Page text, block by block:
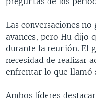
Las conversaciones
avances, pero Hu dijo
durante la reunión. El
necesidad de realizar
enfrentar lo que llamó
Ambos líderes